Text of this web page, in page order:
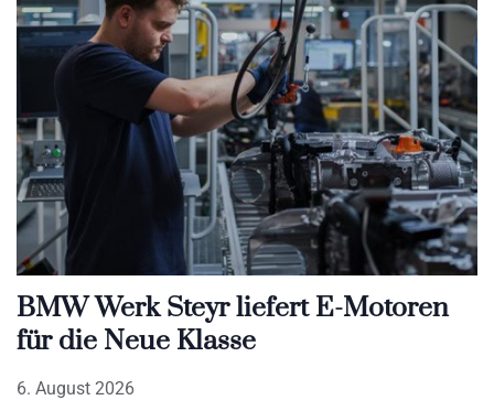
BMW Werk Steyr liefert E-Motoren
für die Neue Klasse
6. August 2026